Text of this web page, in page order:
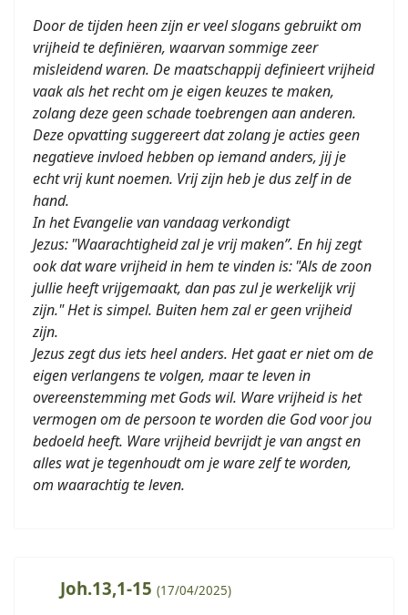
Door de tijden heen zijn er veel slogans gebruikt om
vrijheid te definiëren, waarvan sommige zeer
misleidend waren. De maatschappij definieert vrijheid
vaak als het recht om je eigen keuzes te maken,
zolang deze geen schade toebrengen aan anderen.
Deze opvatting suggereert dat zolang je acties geen
negatieve invloed hebben op iemand anders, jij je
echt vrij kunt noemen. Vrij zijn heb je dus zelf in de
hand.
In het Evangelie van vandaag verkondigt
Jezus: "Waarachtigheid zal je vrij maken”. En hij zegt
ook dat ware vrijheid in hem te vinden is: "Als de zoon
jullie heeft vrijgemaakt, dan pas zul je werkelijk vrij
zijn." Het is simpel. Buiten hem zal er geen vrijheid
zijn.
Jezus zegt dus iets heel anders. Het gaat er niet om de
eigen verlangens te volgen, maar te leven in
overeenstemming met Gods wil. Ware vrijheid is het
vermogen om de persoon te worden die God voor jou
bedoeld heeft. Ware vrijheid bevrijdt je van angst en
alles wat je tegenhoudt om je ware zelf te worden,
om waarachtig te leven.
Joh.13,1-15 (17/04/2025)